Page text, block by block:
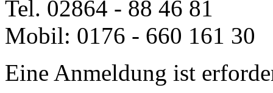
Tel. 02864 - 88 46 81
Mobil: 0176 - 660 161 30
Eine Anmeldung ist